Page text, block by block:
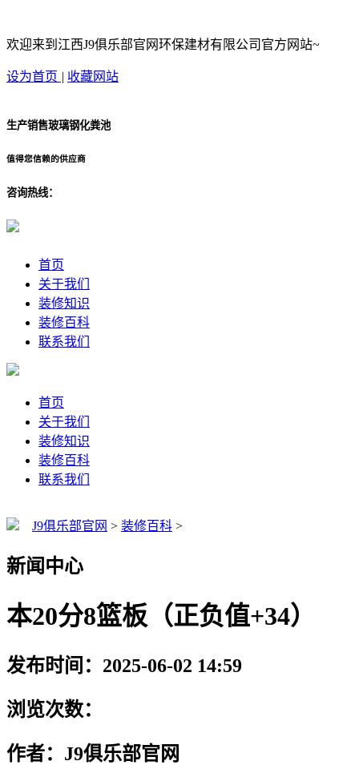
欢迎来到江西J9俱乐部官网环保建材有限公司官方网站~
设为首页 | 收藏网站
生产销售玻璃钢化粪池
值得您信赖的供应商
咨询热线：
首页
关于我们
装修知识
装修百科
联系我们
首页
关于我们
装修知识
装修百科
联系我们
J9俱乐部官网 > 装修百科 >
新闻中心
本20分8篮板（正负值+34）
发布时间：2025-06-02 14:59
浏览次数：
作者：J9俱乐部官网